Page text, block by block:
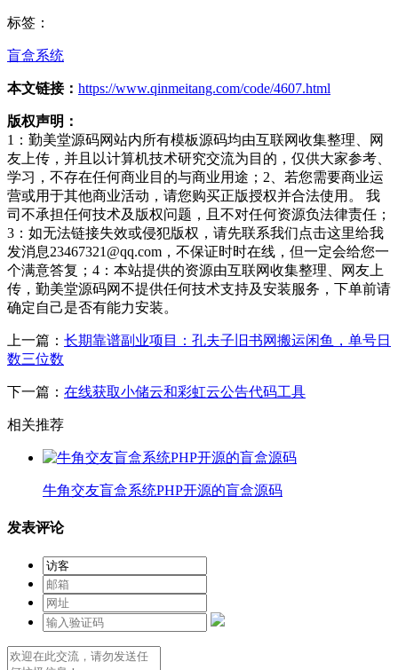
标签：
盲盒系统
本文链接： https://www.qinmeitang.com/code/4607.html
版权声明：
1：勤美堂源码网站内所有模板源码均由互联网收集整理、网
友上传，并且以计算机技术研究交流为目的，仅供大家参考、
学习，不存在任何商业目的与商业用途；2、若您需要商业运
营或用于其他商业活动，请您购买正版授权并合法使用。 我
司不承担任何技术及版权问题，且不对任何资源负法律责任；
3：如无法链接失效或侵犯版权，请先联系我们点击这里给我
发消息23467321@qq.com，不保证时时在线，但一定会给您一
个满意答复；4：本站提供的资源由互联网收集整理、网友上
传，勤美堂源码网不提供任何技术支持及安装服务，下单前请
确定自己是否有能力安装。
上一篇： 长期靠谱副业项目：孔夫子旧书网搬运闲鱼，单号日
数三位数
下一篇： 在线获取小储云和彩虹云公告代码工具
相关推荐
牛角交友盲盒系统PHP开源的盲盒源码
发表评论